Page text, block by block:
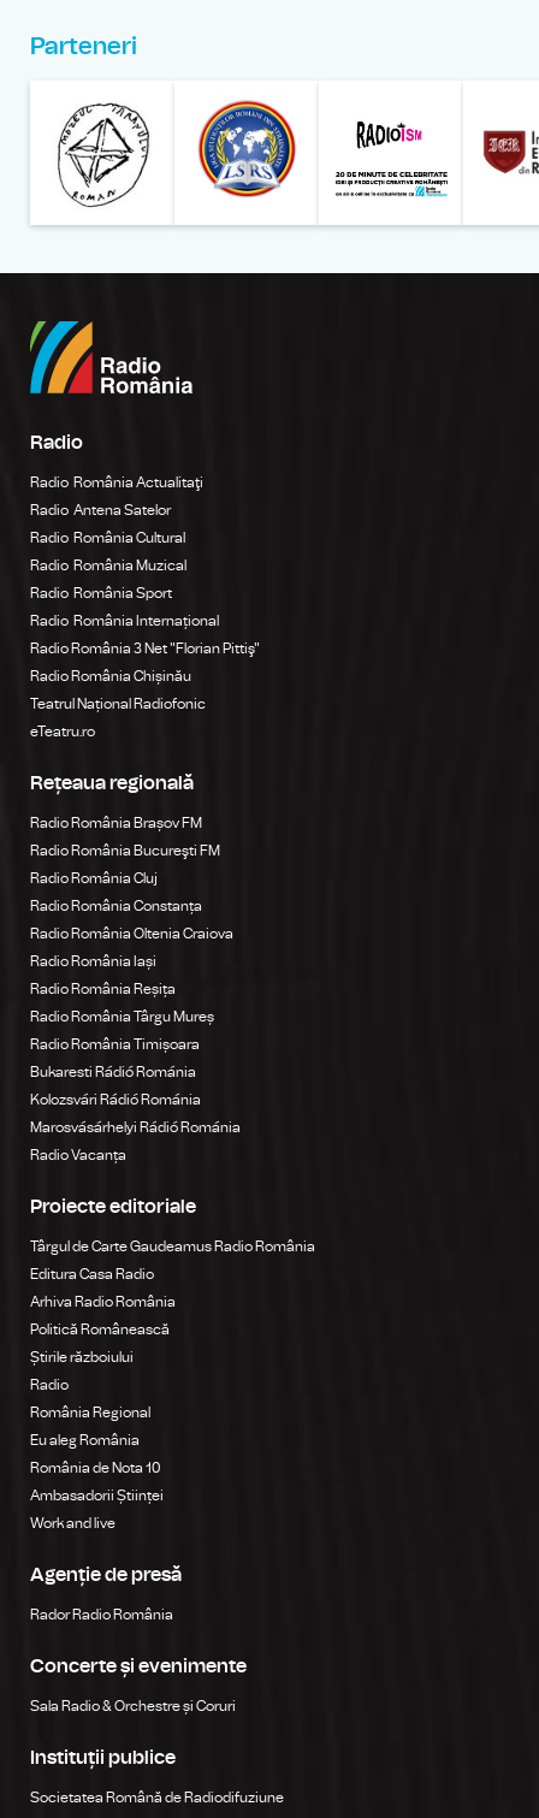
Parteneri
Radio
Radio România Actualitaţi
Radio Antena Satelor
Radio România Cultural
Radio România Muzical
Radio România Sport
Radio România Internațional
Radio România 3 Net "Florian Pittiş"
Radio România Chișinău
Teatrul Național Radiofonic
eTeatru.ro
Rețeaua regională
Radio România Brașov FM
Radio România Bucureşti FM
Radio România Cluj
Radio România Constanța
Radio România Oltenia Craiova
Radio România Iași
Radio România Reșița
Radio România Târgu Mureș
Radio România Timișoara
Bukaresti Rádió Románia
Kolozsvári Rádió Románia
Marosvásárhelyi Rádió Románia
Radio Vacanța
Proiecte editoriale
Târgul de Carte Gaudeamus Radio România
Editura Casa Radio
Arhiva Radio România
Politică Românească
Știrile războiului
Radio
România Regional
Eu aleg România
România de Nota 10
Ambasadorii Științei
Work and live
Agenție de presă
Rador Radio România
Concerte și evenimente
Sala Radio & Orchestre și Coruri
Instituții publice
Societatea Română de Radiodifuziune